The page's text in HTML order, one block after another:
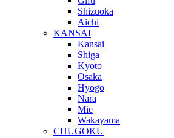
Shizuoka
Aichi
KANSAI
Kansai
Shiga
Kyoto
Osaka
Hyogo
Nara
Mie
Wakayama
CHUGOKU